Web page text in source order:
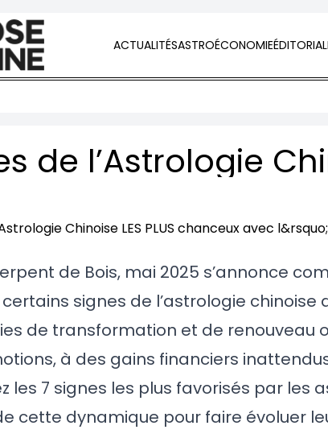
ACTUALITÉSASTROÉCONOMIEÉDITORIAL
de Bois, mai 2025 s’annonce
signes de l’astrologie chinoise
de transformation et de renouveau
à des gains financiers
les 7 signes les plus favorisés par les
cette dynamique pour faire évoluer